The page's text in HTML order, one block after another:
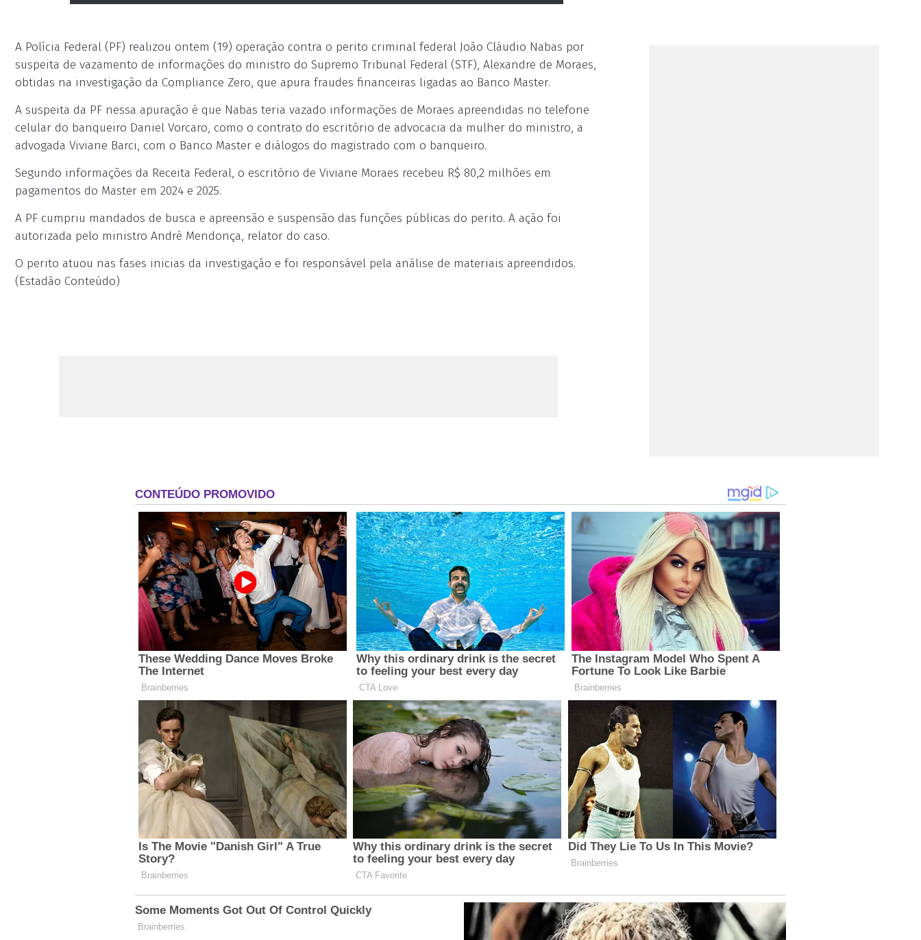
A Polícia Federal (PF) realizou ontem (19) operação contra o perito criminal federal João Cláudio Nabas por
suspeita de vazamento de informações do ministro do Supremo Tribunal Federal (STF), Alexandre de Moraes,
obtidas na investigação da Compliance Zero, que apura fraudes financeiras ligadas ao Banco Master.
A suspeita da PF nessa apuração é que Nabas teria vazado informações de Moraes apreendidas no telefone
celular do banqueiro Daniel Vorcaro, como o contrato do escritório de advocacia da mulher do ministro, a
advogada Viviane Barci, com o Banco Master e diálogos do magistrado com o banqueiro.
Segundo informações da Receita Federal, o escritório de Viviane Moraes recebeu R$ 80,2 milhões em
pagamentos do Master em 2024 e 2025.
A PF cumpriu mandados de busca e apreensão e suspensão das funções públicas do perito. A ação foi
autorizada pelo ministro André Mendonça, relator do caso.
O perito atuou nas fases inicias da investigação e foi responsável pela análise de materiais apreendidos.
(Estadão Conteúdo)